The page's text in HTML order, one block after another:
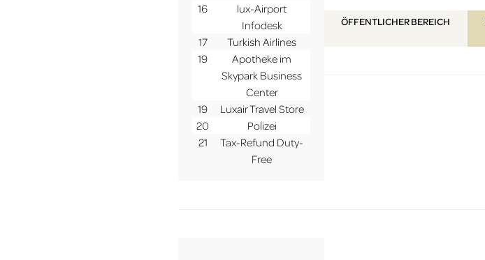
16
lux-Airport
Infodesk
17
Turkish Airlines
19
Apotheke im
Skypark Business
Center
19
Luxair Travel Store
20
Polizei
21
Tax-Refund Duty-
Free
ÖFFENTLICHERBEREICH